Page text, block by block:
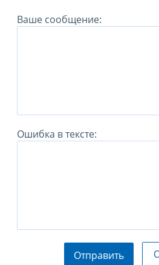
Ваше сообщение:
Ошибка в тексте:
Отправить